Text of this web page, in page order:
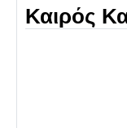
Καιρός